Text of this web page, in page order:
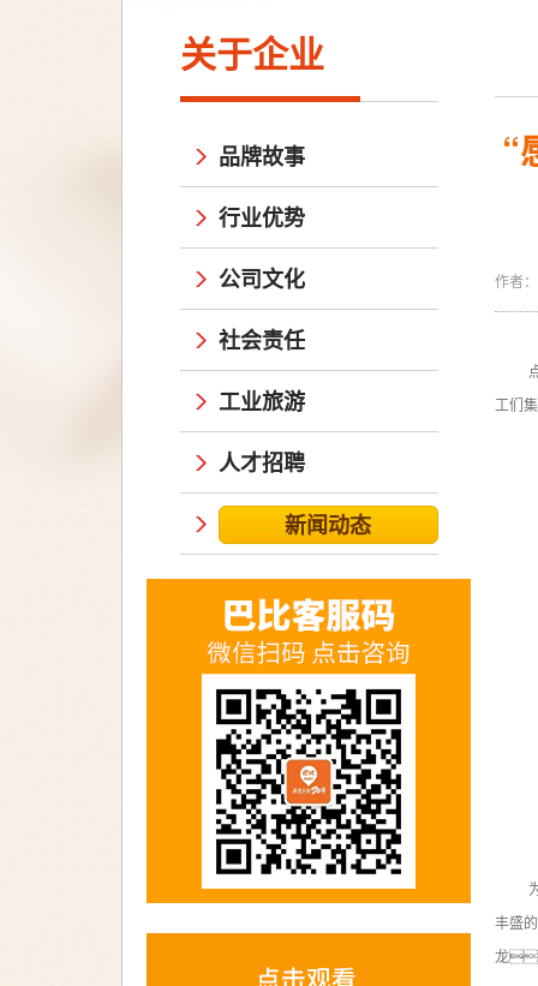
“
作者
工们
丰盛
龙
关于企业
品牌故事
行业优势
公司文化
社会责任
工业旅游
人才招聘
新闻动态